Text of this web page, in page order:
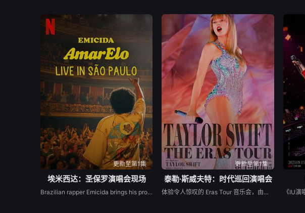
更新至第1集
埃米西达：圣保罗演唱会现场
Brazilian rapper Emicida brings his progressive rhymes and eclectic beats to S?o Paulo&#39;s Theatro Municipal as he performs hits from the album &quot;AmarElo.&quot
更新至第1集
泰勒·斯威夫特：时代巡回演唱会
体验令人惊叹的 Eras Tour 音乐会，由独一无二的泰勒·斯威夫特 (Taylor Swift) 表演。